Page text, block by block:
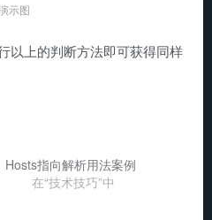
示图
以上的判断方法即可获得同样
Hosts指向解析用法案例
在“技术技巧”中